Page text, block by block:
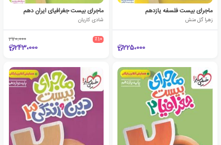
ماجرای بیست فلسفه یازدهم
زهرا گل منش
225،000
ماجرای بیست جغرافیای ایران دهم
شادی کاریان
٪10 270،000
243،000